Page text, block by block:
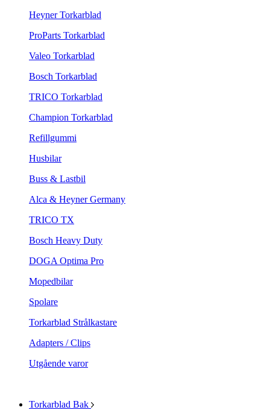
Heyner Torkarblad
ProParts Torkarblad
Valeo Torkarblad
Bosch Torkarblad
TRICO Torkarblad
Champion Torkarblad
Refillgummi
Husbilar
Buss & Lastbil
Alca & Heyner Germany
TRICO TX
Bosch Heavy Duty
DOGA Optima Pro
Mopedbilar
Spolare
Torkarblad Strålkastare
Adapters / Clips
Utgående varor
Torkarblad Bak